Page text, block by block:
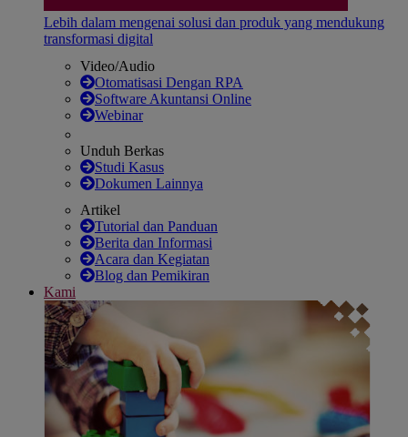
Lebih dalam mengenai solusi dan produk yang mendukung
transformasi digital
Video/Audio
Otomatisasi Dengan RPA
Software Akuntansi Online
Webinar
Unduh Berkas
Studi Kasus
Dokumen Lainnya
Artikel
Tutorial dan Panduan
Berita dan Informasi
Acara dan Kegiatan
Blog dan Pemikiran
Kami